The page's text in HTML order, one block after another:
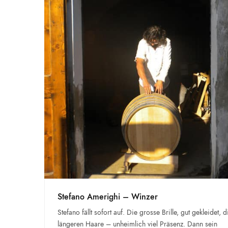
Stefano Amerighi – Winzer
Stefano fällt sofort auf. Die grosse Brille, gut gekleidet,
längeren Haare – unheimlich viel Präsenz. Dann sein